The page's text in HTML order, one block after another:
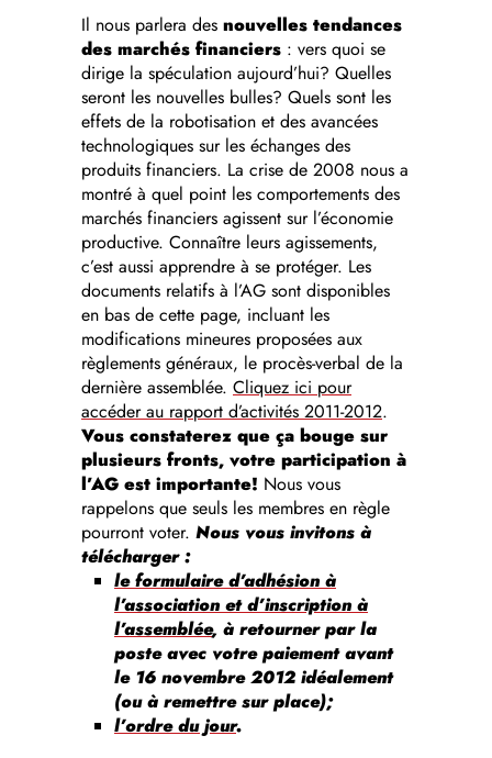
Il nous parlera des nouvelles tendances
des marchés financiers : vers quoi se
dirige la spéculation aujourd’hui? Quelles
seront les nouvelles bulles? Quels sont les
effets de la robotisation et des avancées
technologiques sur les échanges des
produits financiers. La crise de 2008 nous a
montré à quel point les comportements des
marchés financiers agissent sur l’économie
productive. Connaître leurs agissements,
c’est aussi apprendre à se protéger. Les
documents relatifs à l’AG sont disponibles
en bas de cette page, incluant les
modifications mineures proposées aux
règlements généraux, le procès-verbal de la
dernière assemblée. Cliquez ici pour
accéder au rapport d’activités 2011-2012.
Vous constaterez que ça bouge sur
plusieurs fronts, votre participation à
l’AG est importante! Nous vous
rappelons que seuls les membres en règle
pourront voter. Nous vous invitons à
télécharger :
le formulaire d’adhésion à
l’association et d’inscription à
l’assemblée, à retourner par la
poste avec votre paiement avant
le 16 novembre 2012 idéalement
(ou à remettre sur place);
l’ordre du jour.